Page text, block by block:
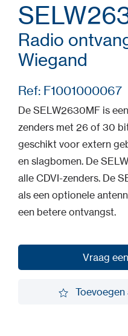
Radio
Wiegand
Ref: F1001000067
De SELW2630MF is
zenders met 26 of 30
geschikt voor extern
en slagbomen. De
alle CDVI-zenders. De
als een optionele
een betere ontvangst.
Vraag